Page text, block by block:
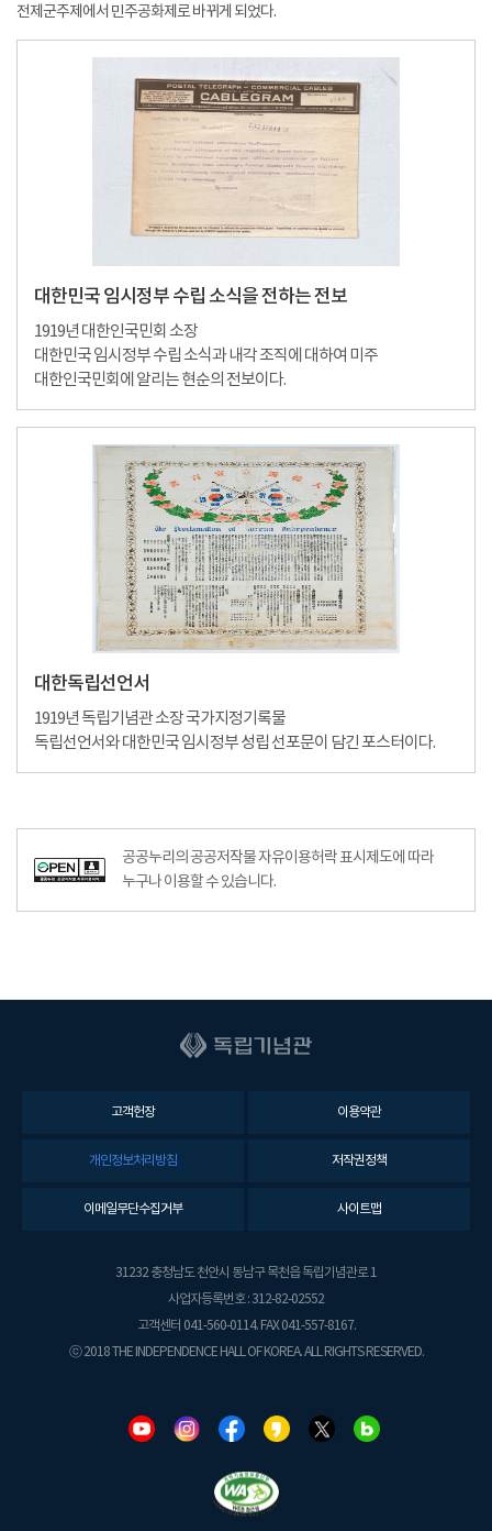
전제군주제에서 민주공화제로 바뀌게 되었다.
대한민국 임시정부 수립 소식을 전하는 전보
1919년 대한인국민회 소장
대한민국 임시정부 수립 소식과 내각 조직에 대하여 미주
대한인국민회에 알리는 현순의 전보이다.
대한독립선언서
1919년 독립기념관 소장 국가지정기록물
독립선언서와 대한민국 임시정부 성립 선포문이 담긴 포스터이다.
공공누리의 공공저작물 자유이용허락 표시제도에 따라
누구나 이용할 수 있습니다.
고객헌장 이용약관
개인정보처리방침 저작권정책
이메일무단수집거부 사이트맵
31232 충청남도 천안시 동남구 목천읍 독립기념관로 1
사업자등록번호 : 312-82-02552
고객센터 041-560-0114. FAX 041-557-8167.
ⓒ 2018 THE INDEPENDENCE HALL OF KOREA. ALL RIGHTS RESERVED.